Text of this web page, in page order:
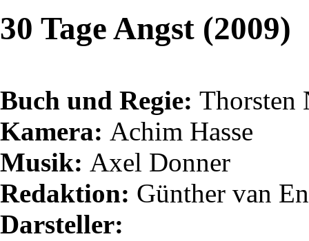
30 Tage Angst (2009)
Buch und Regie: Thorsten
Kamera: Achim Hasse
Musik: Axel Donner
Redaktion: Günther van
Darsteller: